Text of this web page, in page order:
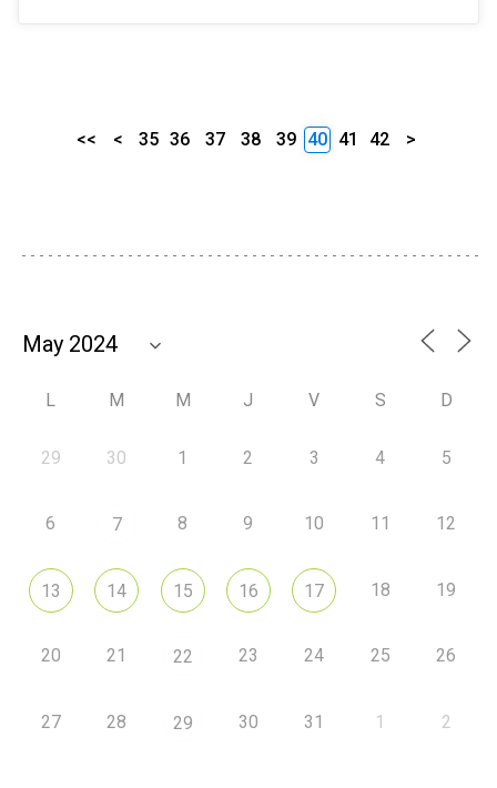
<< < 35 36 37 38 39 40 41 42 >
L M M J V S D
29 30 1 2 3 4 5
6 7 8 9 10 11 12
13 14 15 16 17 18 19
20 21 22 23 24 25 26
27 28 29 30 31 1 2